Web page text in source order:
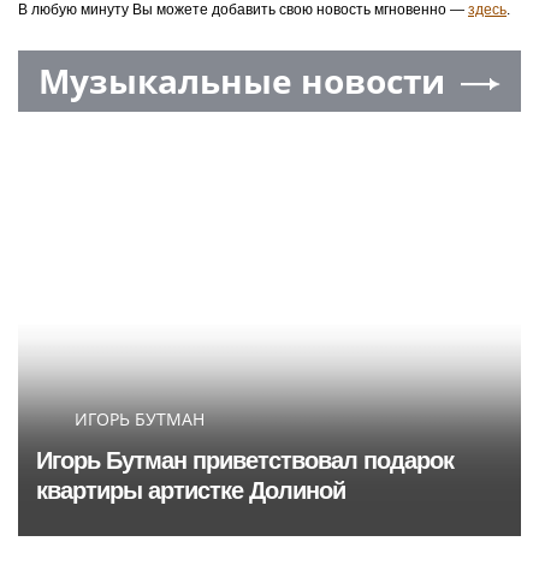
В любую минуту Вы можете добавить свою новость мгновенно — здесь.
Музыкальные новости
ИГОРЬ БУТМАН
Игорь Бутман приветствовал подарок
квартиры артистке Долиной